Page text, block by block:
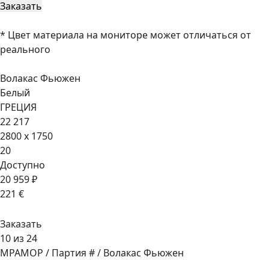
* Цвет материала на мониторе может отличаться от
реального
Волакас Фьюжен
Белый
ГРЕЦИЯ
22 217
2800 x 1750
20
Доступно
20 959 ₽
221 €
Заказать
10 из 24
МРАМОР / Партия # / Волакас Фьюжен